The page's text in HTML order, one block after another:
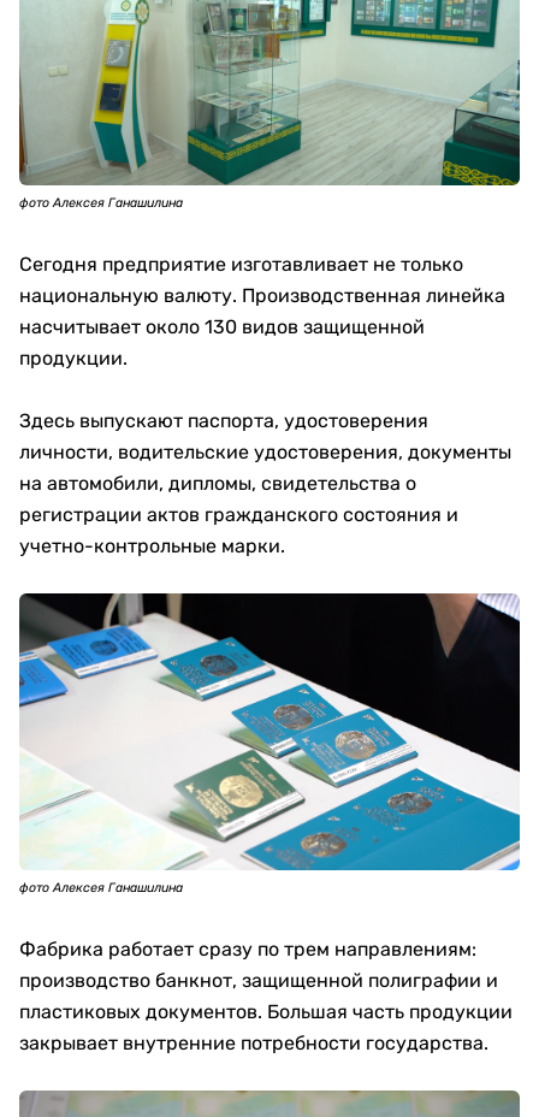
фото Алексея Ганашилина
Сегодня предприятие изготавливает не только
национальную валюту. Производственная линейка
насчитывает около 130 видов защищенной
продукции.
Здесь выпускают паспорта, удостоверения
личности, водительские удостоверения, документы
на автомобили, дипломы, свидетельства о
регистрации актов гражданского состояния и
учетно-контрольные марки.
фото Алексея Ганашилина
Фабрика работает сразу по трем направлениям:
производство банкнот, защищенной полиграфии и
пластиковых документов. Большая часть продукции
закрывает внутренние потребности государства.